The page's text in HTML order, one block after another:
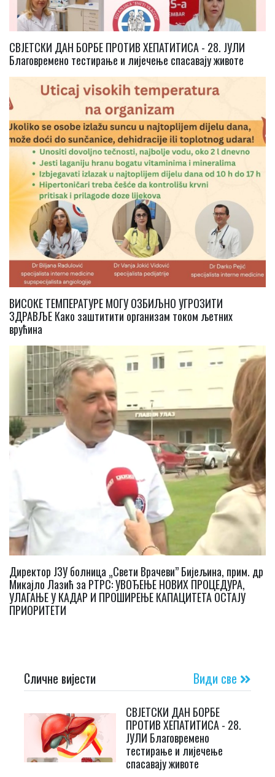
СВЈЕТСКИ ДАН БОРБЕ ПРОТИВ ХЕПАТИТИСА - 28. ЈУЛИ
Благовремено тестирање и лијечење спасавају животе
ВИСОКЕ ТЕМПЕРАТУРЕ МОГУ ОЗБИЉНО УГРОЗИТИ
ЗДРАВЉЕ Како заштитити организам током љетних
врућина
Директор ЈЗУ болница „Свети Врачеви” Бијељина, прим. др
Микајло Лазић за РТРС: УВОЂЕЊЕ НОВИХ ПРОЦЕДУРА,
УЛАГАЊЕ У КАДАР И ПРОШИРЕЊЕ КАПАЦИТЕТА ОСТАЈУ
ПРИОРИТЕТИ
Сличне вијести Види све
СВЈЕТСКИ ДАН БОРБЕ
ПРОТИВ ХЕПАТИТИСА - 28.
ЈУЛИ Благовремено
тестирање и лијечење
спасавају животе